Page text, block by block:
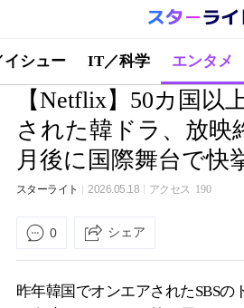
イシュー IT／科学 エンタメ
【Netflix】50カ国以
された韓ドラ、放映
月後に国際舞台で快
スターライト 2026.05.18 アクセス 190
0 シェア
昨年韓国でオンエアされたSBSの